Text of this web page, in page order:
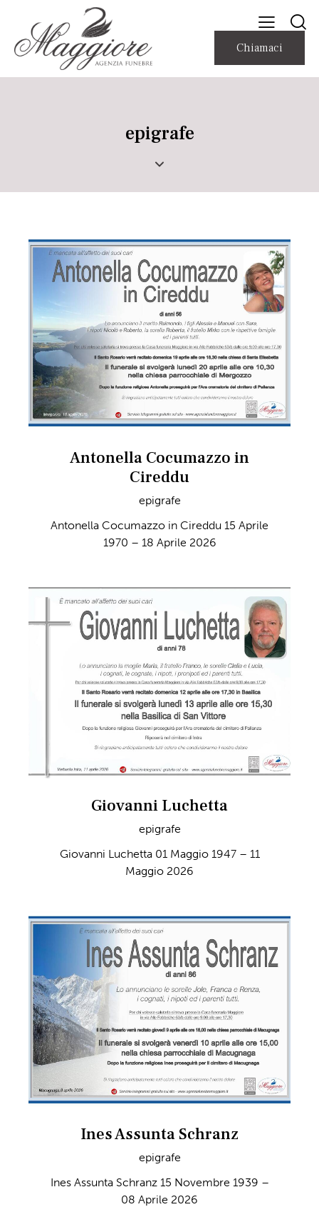
Chiamaci
epigrafe
Antonella Cocumazzo in
Cireddu
epigrafe
Antonella Cocumazzo in Cireddu 15 Aprile
1970 – 18 Aprile 2026
Giovanni Luchetta
epigrafe
Giovanni Luchetta 01 Maggio 1947 – 11
Maggio 2026
Ines Assunta Schranz
epigrafe
Ines Assunta Schranz 15 Novembre 1939 –
08 Aprile 2026